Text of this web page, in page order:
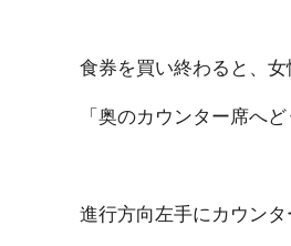
食券を買い終わると、
「奥のカウンター席へ
進行方向左手にカウンタ